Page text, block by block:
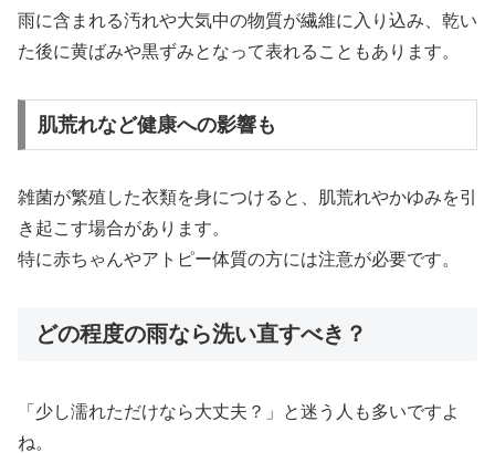
雨に含まれる汚れや大気中の物質が繊維に入り込み、乾い
た後に黄ばみや黒ずみとなって表れることもあります。
肌荒れなど健康への影響も
雑菌が繁殖した衣類を身につけると、肌荒れやかゆみを引
き起こす場合があります。
特に赤ちゃんやアトピー体質の方には注意が必要です。
どの程度の雨なら洗い直すべき？
「少し濡れただけなら大丈夫？」と迷う人も多いですよ
ね。